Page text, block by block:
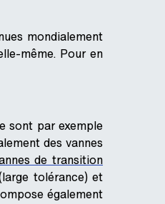
mondialement
même. Pour en
sont par exemple
des vannes
de transition
tolérance) et
également